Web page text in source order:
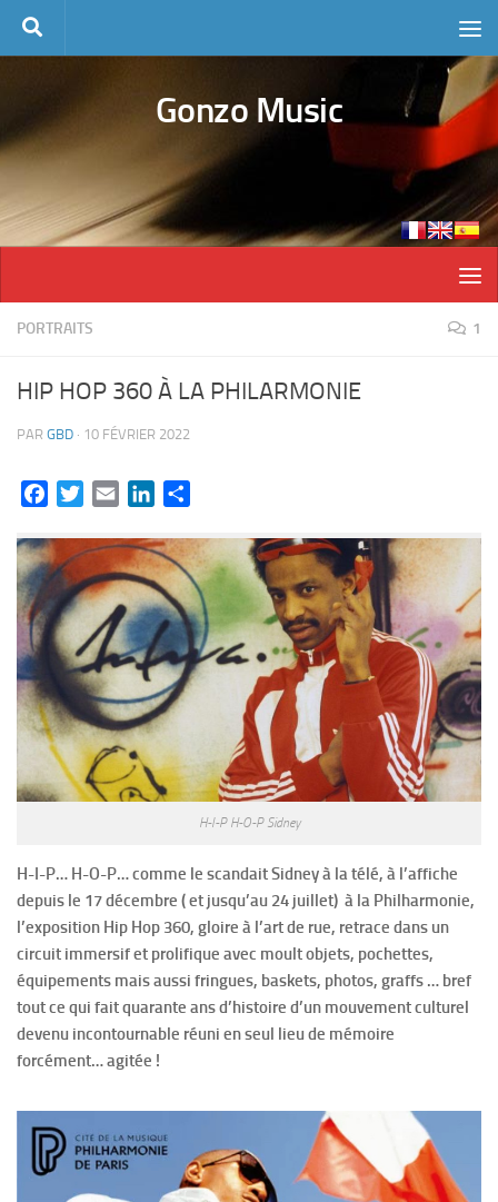
Skip to content
Gonzo Music
PORTRAITS 1
HIP HOP 360 À LA PHILARMONIE
PAR GBD · 10 FÉVRIER 2022
FacebookTwitterEmail LinkedIn
H-I-P H-O-P Sidney
H-I-P… H-O-P… comme le scandait Sidney à la télé, à l’affiche
depuis le 17 décembre ( et jusqu’au 24 juillet) à la Philharmonie,
l’exposition Hip Hop 360, gloire à l’art de rue, retrace dans un
circuit immersif et prolifique avec moult objets, pochettes,
équipements mais aussi fringues, baskets, photos, graffs … bref
tout ce qui fait quarante ans d’histoire d’un mouvement culturel
devenu incontournable réuni en seul lieu de mémoire
forcément… agitée !